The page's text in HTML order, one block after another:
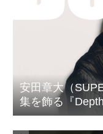
安田章大（
集を飾る『